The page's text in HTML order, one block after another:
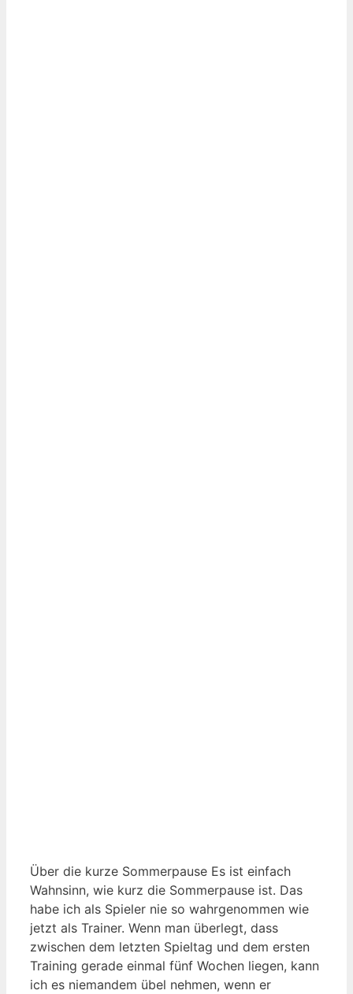
Über die kurze Sommerpause Es ist einfach
Wahnsinn, wie kurz die Sommerpause ist. Das
habe ich als Spieler nie so wahrgenommen wie
jetzt als Trainer. Wenn man überlegt, dass
zwischen dem letzten Spieltag und dem ersten
Training gerade einmal fünf Wochen liegen, kann
ich es niemandem übel nehmen, wenn er